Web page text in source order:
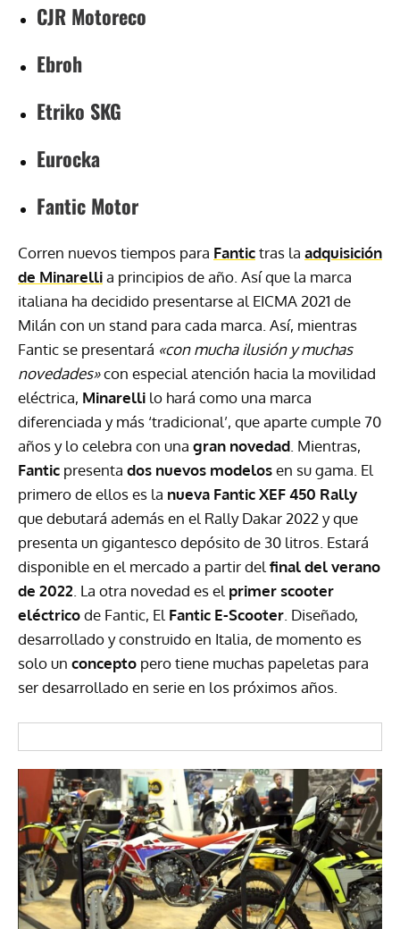
CJR Motoreco
Ebroh
Etriko SKG
Eurocka
Fantic Motor
Corren nuevos tiempos para Fantictras la adquisición
de Minarellia principios de año. Así que la marca
italiana ha decidido presentarse al EICMA 2021 de
Milán con un stand para cada marca. Así, mientras
Fantic se presentará «con mucha ilusión y muchas
novedades»con especial atención hacia la movilidad
eléctrica, Minarelli lo hará como una marca
diferenciada y más ‘tradicional’, que aparte cumple 70
años y lo celebra con una gran novedad . Mientras,
Fantic presenta dos nuevos modelosen su gama. El
primero de ellos es la nueva Fantic XEF 450 Rally
que debutará además en el Rally Dakar 2022 y que
presenta un gigantesco depósito de 30 litros. Estará
disponible en el mercado a partir del final del verano
de 2022 . La otra novedad es el primer scooter
eléctricode Fantic, El Fantic E-Scooter . Diseñado,
desarrollado y construido en Italia, de momento es
solo un concepto pero tiene muchas papeletas para
ser desarrollado en serie en los próximos años.